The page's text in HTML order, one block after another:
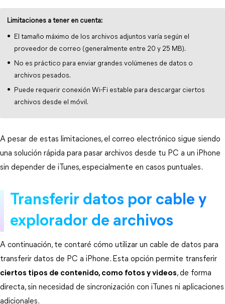
Limitaciones a tener en cuenta:
El tamaño máximo de los archivos adjuntos varía según el
proveedor de correo (generalmente entre 20 y 25 MB).
No es práctico para enviar grandes volúmenes de datos o
archivos pesados.
Puede requerir conexión Wi-Fi estable para descargar ciertos
archivos desde el móvil.
A pesar de estas limitaciones, el correo electrónico sigue siendo
una solución rápida para pasar archivos desde tu PC a un iPhone
sin depender de iTunes, especialmente en casos puntuales.
Transferir datos por cable y
explorador de archivos
A continuación, te contaré cómo utilizar un cable de datos para
ciertos tipos de contenido, como fotos y videos, de forma
directa, sin necesidad de sincronización con iTunes ni aplicaciones
adicionales.